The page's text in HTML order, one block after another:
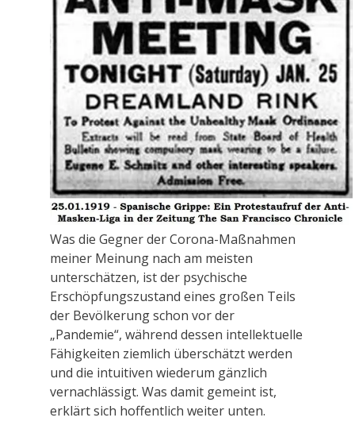
Was die Gegner der Corona-Maßnahmen
meiner Meinung nach am meisten
unterschätzen, ist der psychische
Erschöpfungszustand eines großen Teils
der Bevölkerung schon vor der
„Pandemie“, während dessen intellektuelle
Fähigkeiten ziemlich überschätzt werden
und die intuitiven wiederum gänzlich
vernachlässigt. Was damit gemeint ist,
erklärt sich hoffentlich weiter unten.